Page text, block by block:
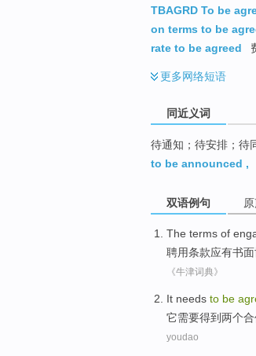
TBAGRD To be
on terms to be
rate to be agreed
更多网络短语
同近义词
待通知；待安排；待
to be announced ,
双语例句
The terms of
聘用条款应有书面
《牛津词典》
It needs to be
它需要得到两个
youdao